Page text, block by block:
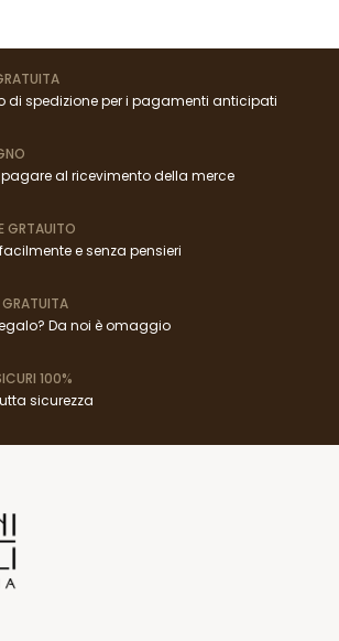
di spedizione per i pagamenti anticipati
al ricevimento della merce
GRTAUITO
e senza pensieri
Da noi è omaggio
100%
sicurezza